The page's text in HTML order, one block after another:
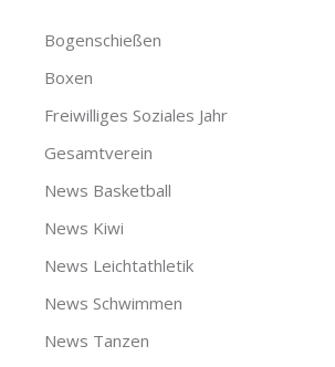
Bogenschießen
Boxen
Freiwilliges Soziales Jahr
Gesamtverein
News Basketball
News Kiwi
News Leichtathletik
News Schwimmen
News Tanzen